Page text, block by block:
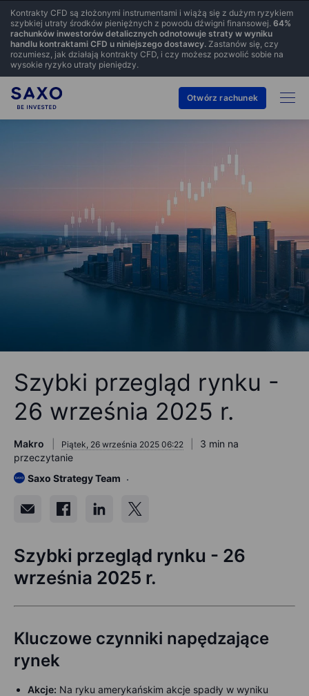
Kontrakty CFD są złożonymi instrumentami i wiążą się z dużym ryzykiem
szybkiej utraty środków pieniężnych z powodu dźwigni finansowej. 64%
rachunków inwestorów detalicznych odnotowuje straty w wyniku
handlu kontraktami CFD u niniejszego dostawcy. Zastanów się, czy
rozumiesz, jak działają kontrakty CFD, i czy możesz pozwolić sobie na
wysokie ryzyko utraty pieniędzy.
Otwórz rachunek
Szybki przegląd rynku -
26 września 2025 r.
Makro Piątek, 26 września 2025 06:22
3 min na
przeczytanie
Saxo Strategy Team
Szybki przegląd rynku - 26
września 2025 r.
Kluczowe czynniki napędzające
rynek
Akcje: Na ryku amerykańskim akcje spadły w wyniku